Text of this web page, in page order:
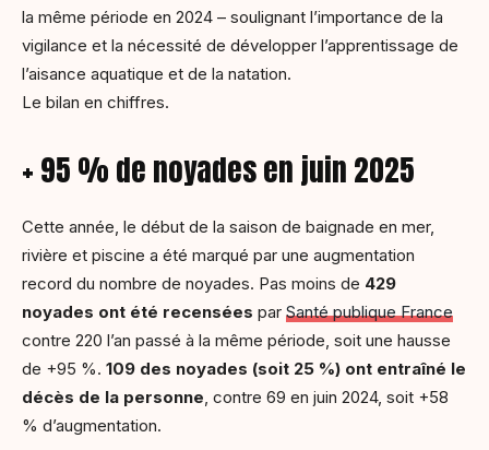
la même période en 2024 – soulignant l’importance de la
vigilance et la nécessité de développer l’apprentissage de
l’aisance aquatique et de la natation.
Le bilan en chiffres.
+ 95 % de noyades en juin 2025
Cette année, le début de la saison de baignade en mer,
rivière et piscine a été marqué par une augmentation
record du nombre de noyades. Pas moins de 429
noyades ont été recensées par Santé publique France
contre 220 l’an passé à la même période, soit une hausse
de +95 %. 109 des noyades (soit 25 %) ont entraîné le
décès de la personne, contre 69 en juin 2024, soit +58
% d’augmentation.